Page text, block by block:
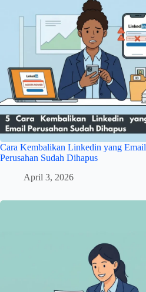
Cara Kembalikan Linkedin yang Email
Perusahan Sudah Dihapus
April 3, 2026